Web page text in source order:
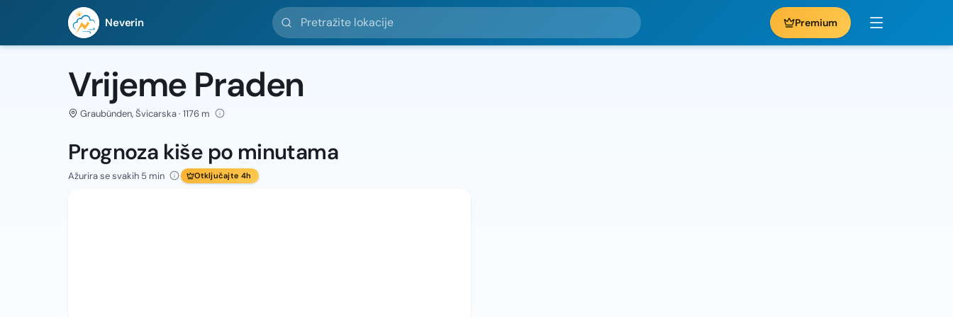
Neverin
Pretražite lokacije
Premium
Vrijeme Praden
Graubünden, Švicarska · 1176 m
Prognoza kiše po minutama
Ažurira se svakih 5 min Otključajte 4h